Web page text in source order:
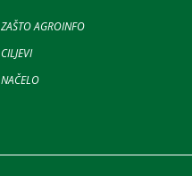
ZAŠTO AGROINFO
CILJEVI
NAČELO